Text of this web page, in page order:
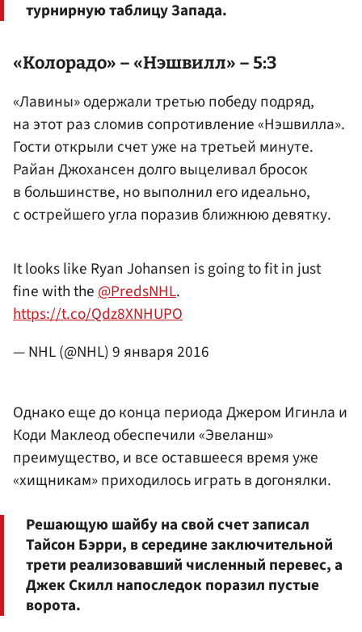
турнирную таблицу Запада.
«Колорадо» – «Нэшвилл» – 5:3
«Лавины» одержали третью победу подряд,
на этот раз сломив сопротивление «Нэшвилла».
Гости открыли счет уже на третьей минуте.
Райан Джохансен долго выцеливал бросок
в большинстве, но выполнил его идеально,
с острейшего угла поразив ближнюю девятку.
It looks like Ryan Johansen is going to fit in just
fine with the @PredsNHL.
https://t.co/Qdz8XNHUPO
— NHL (@NHL)9 января 2016
Однако еще до конца периода Джером Игинла и
Коди Маклеод обеспечили «Эвеланш»
преимущество, и все оставшееся время уже
«хищникам» приходилось играть в догонялки.
Решающую шайбу на свой счет записал
Тайсон Бэрри, в середине заключительной
трети реализовавший численный перевес, а
Джек Скилл напоследок поразил пустые
ворота.